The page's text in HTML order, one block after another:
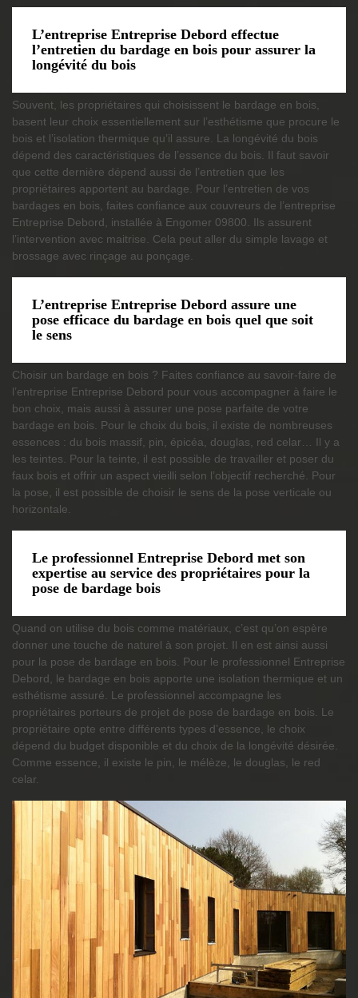
L’entreprise Entreprise Debord effectue
l’entretien du bardage en bois pour assurer la
longévité du bois
Souvent, les propriétaires qui choisissent le bardage en bois,
basent leur choix essentiellement sur l’esthétisme que procure le
bois et l’isolation thermique qu’il assure. La longévité du bois
dépend des caractéristiques de l’essence du bois. Il faut savoir
que cette dernière dépend aussi de l’entretien que les
propriétaires apportent au bardage. Pour l’entretien de vos
bardages en bois, faites confiance aux couvreurs de l’entreprise
Entreprise Debord, installée à Engomer 09800. Ils assurent
l’intervention avec maitrise. Cela peut aller du simple lavage et
brossage avec rinçage au ponçage.
L’entreprise Entreprise Debord assure une
pose efficace du bardage en bois quel que soit
le sens
Choisir un bardage en bois ? Faites confiance au savoir-faire de
l’entreprise Entreprise Debord pour vous accompagner à faire le
bon choix, mais aussi à assurer une pose parfaite de votre
bardage en bois. Pour le choix du bois, il existe de nombreuses
essences : du bois massif, pin, épicéa, douglas, red celar… Il y a
les teintes. Pour la teinte, il est possible de travailler et poser du
faux bois et offrir un aspect vieilli selon l’objectif recherché. Pour
la pose, il est possible de choisir le sens de la pose verticale ou
horizontale.
Le professionnel Entreprise Debord met son
expertise au service des propriétaires pour la
pose de bardage bois
Quand on utilise du bois comme matériaux, c’est qu’on espère
donner une touche de naturel à son projet. Il en est ainsi aussi
pour la pose de bardage en bois. Pour le professionnel Entreprise
Debord, le bardage en bois apporte une isolation thermique et un
esthétisme assuré. Le professionnel accompagne les
propriétaires porteurs de projet de pose de bardage en bois. Le
propriétaire opte entre différents types d’essence, le choix
dépend du budget disponible et du choix de la longévité désirée.
Comme essence, il existe le pin, le mélèze, le douglas, le red
celar.